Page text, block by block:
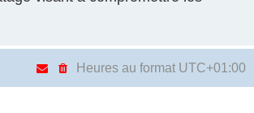
Heures au format UTC+01:00